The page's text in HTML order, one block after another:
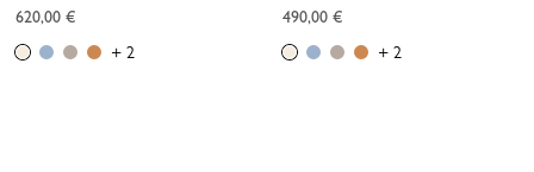
620,00 €
+ 2
490,00 €
+ 2